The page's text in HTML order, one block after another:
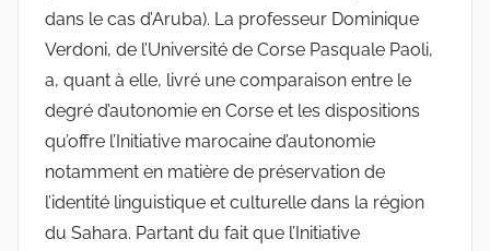
dans le cas d’Aruba). La professeur Dominique
Verdoni, de l’Université de Corse Pasquale Paoli,
a, quant à elle, livré une comparaison entre le
degré d’autonomie en Corse et les dispositions
qu’offre l’Initiative marocaine d’autonomie
notamment en matière de préservation de
l’identité linguistique et culturelle dans la région
du Sahara. Partant du fait que l’Initiative